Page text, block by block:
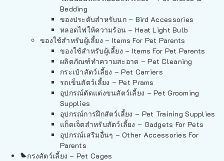
Bedding
ของประดับสำหรับนก – Bird Accessories
หลอดไฟให้ความร้อน – Heat Light Bulb
ของใช้สำหรับผู้เลี้ยง – Items For Pet Parents
ของใช้สำหรับผู้เลี้ยง – Items For Pet Parents
ผลิตภัณฑ์ทำความสะอาด – Pet Cleaning
กระเป๋าสัตว์เลี้ยง – Pet Carriers
รถเข็นสัตว์เลี้ยง – Pet Prams
อุปกรณ์ตัดแต่งขนสัตว์เลี้ยง – Pet Grooming
Supplies
อุปกรณ์การฝึกสัตว์เลี้ยง – Pet Training Supplies
แก็ดเจ็ตสำหรับสัตว์เลี้ยง – Gadgets For Pets
อุปกรณ์เสริมอื่นๆ – Other Accessories For
Parents
กรงสัตว์เลี้ยง – Pet Cages